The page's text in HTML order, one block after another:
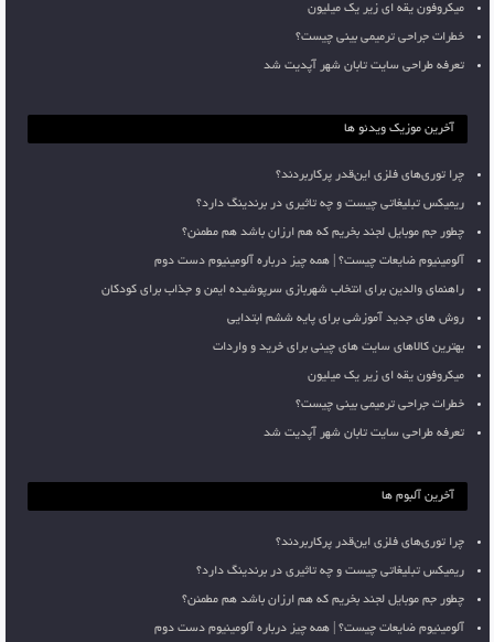
میکروفون یقه ای زیر یک میلیون
خطرات جراحی ترمیمی بینی چیست؟
تعرفه طراحی سایت تابان شهر آپدیت شد
آخرین موزیک ویدئو ها
چرا توری‌های فلزی این‌قدر پرکاربردند؟
ریمیکس تبلیغاتی چیست و چه تاثیری در برندینگ دارد؟
چطور جم موبایل لجند بخریم که هم ارزان باشد هم مطمئن؟
آلومینیوم ضایعات چیست؟ | همه چیز درباره آلومینیوم دست دوم
راهنمای والدین برای انتخاب شهربازی سرپوشیده ایمن و جذاب برای کودکان
روش های جدید آموزشی برای پایه ششم ابتدایی
بهترین کالاهای سایت های چینی برای خرید و واردات
میکروفون یقه ای زیر یک میلیون
خطرات جراحی ترمیمی بینی چیست؟
تعرفه طراحی سایت تابان شهر آپدیت شد
آخرین آلبوم ها
چرا توری‌های فلزی این‌قدر پرکاربردند؟
ریمیکس تبلیغاتی چیست و چه تاثیری در برندینگ دارد؟
چطور جم موبایل لجند بخریم که هم ارزان باشد هم مطمئن؟
آلومینیوم ضایعات چیست؟ | همه چیز درباره آلومینیوم دست دوم